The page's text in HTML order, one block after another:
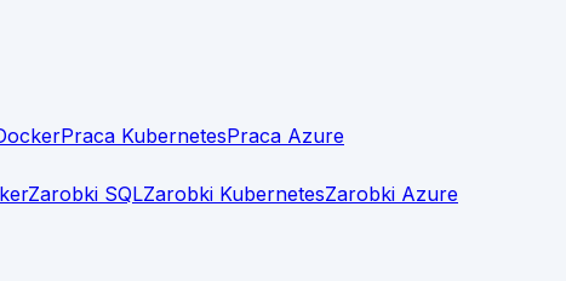
Praca KubernetesPraca Azure
Zarobki SQLZarobki KubernetesZarobki Azure